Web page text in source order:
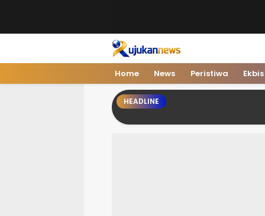
Rujukan News
Satu Rujukan Sejuta Informasi
Home News Peristiwa Ekbis
HEADLINE